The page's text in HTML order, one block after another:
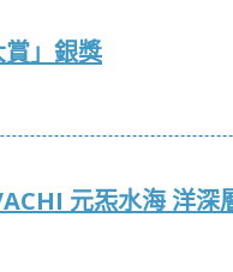
」銀獎
元炁水海 洋